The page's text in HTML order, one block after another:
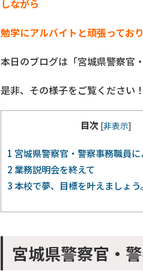
しながら
勉学にアルバイトと頑張ってお
本日のブログは「宮城県警察官
是非、その様子をご覧ください！
目次 [非表示]
1 宮城県警察官・警察事務職員
2業務説明会を終えて
3本校で夢、目標を叶えましょう。
宮城県警察官・